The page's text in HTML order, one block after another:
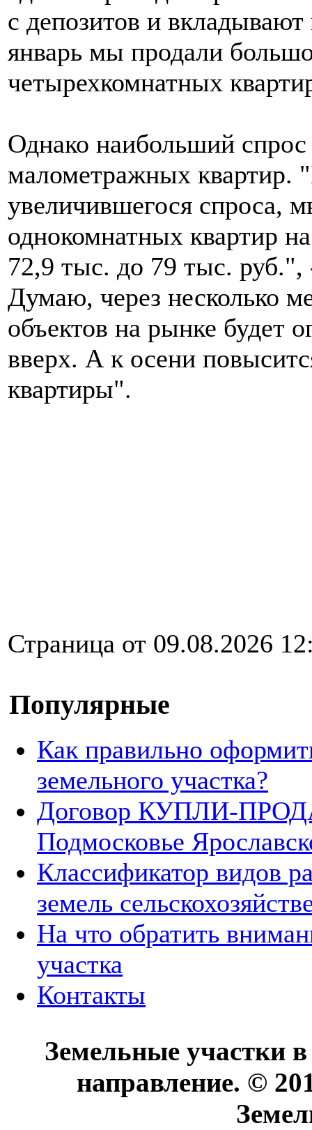
с депозитов и
январь мы продали
четырехкомнатных
Однако наибольший спрос
малометражных квартир.
увеличившегося спроса,
однокомнатных квартир
72,9 тыс. до 79 тыс. руб.",
Думаю, через несколько
объектов на рынке будет
вверх. А к осени
квартиры".
Страница от 09.08.2026
Популярные
Как правильно
земельного участка?
Договор КУПЛИ-
Подмосковье
Классификатор видов
земель
На что обратить
участка
Контакты
Земельные участки
направление. ©